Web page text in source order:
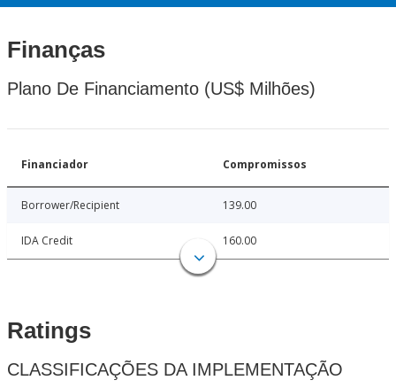
Finanças
Plano De Financiamento (US$ Milhões)
Financiador Compromissos
Borrower/Recipient 139.00
IDA Credit 160.00
Ratings
CLASSIFICAÇÕES DA IMPLEMENTAÇÃO